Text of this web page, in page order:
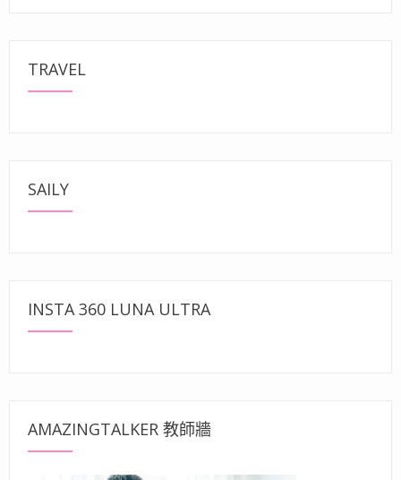
TRAVEL
SAILY
INSTA 360 LUNA ULTRA
AMAZINGTALKER 教師牆